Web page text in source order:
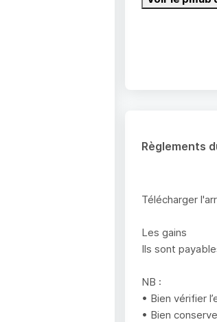
Règlements
Télécharger
Les gains
Ils sont
NB :
• Bien vérifier
• Bien